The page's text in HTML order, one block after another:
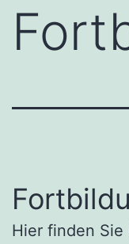
Hier finden